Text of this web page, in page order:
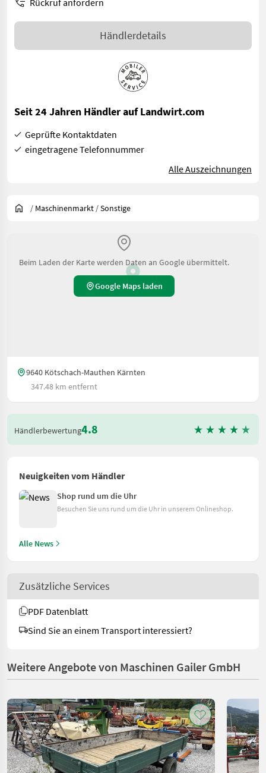
Händlerdetails
Seit 24 Jahren Händler auf Landwirt.com
Geprüfte Kontaktdaten
eingetragene Telefonnummer
Alle Auszeichnungen
/ Maschinenmarkt /Sonstige
Beim Laden der Karte werden Daten an Google übermittelt.
Google Maps laden
9640 Kötschach-Mauthen Kärnten
347.48 km entfernt
Händlerbewertung4.8
Neuigkeiten vom Händler
Shop rund um die Uhr
Besuchen Sie uns rund um die Uhr in unserem Onlineshop.
Alle News
Zusätzliche Services
PDF Datenblatt
Sind Sie an einem Transport interessiert?
Weitere Angebote von Maschinen Gailer GmbH